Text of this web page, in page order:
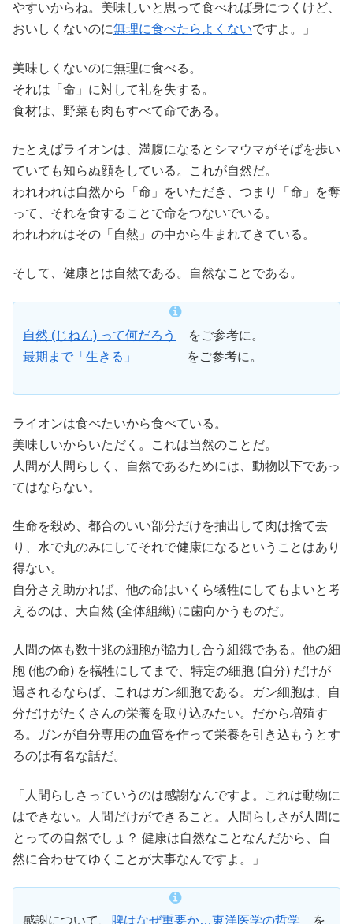
やすいからね。美味しいと思って食べれば身につくけど、
おいしくないのに無理に食べたらよくないですよ。」
美味しくないのに無理に食べる。
それは「命」に対して礼を失する。
食材は、野菜も肉もすべて命である。
たとえばライオンは、満腹になるとシマウマがそばを歩い
ていても知らぬ顔をしている。これが自然だ。
われわれは自然から「命」をいただき、つまり「命」を奪
って、それを食することで命をつないでいる。
われわれはその「自然」の中から生まれてきている。
そして、健康とは自然である。自然なことである。
自然 (じねん) って何だろう
をご参考に。
最期まで「生きる」
をご参考に。
ライオンは食べたいから食べている。
美味しいからいただく。これは当然のことだ。
人間が人間らしく、自然であるためには、動物以下であっ
てはならない。
生命を殺め、都合のいい部分だけを抽出して肉は捨て去
り、水で丸のみにしてそれで健康になるということはあり
得ない。
自分さえ助かれば、他の命はいくら犠牲にしてもよいと考
えるのは、大自然 (全体組織) に歯向かうものだ。
人間の体も数十兆の細胞が協力し合う組織である。他の細
胞 (他の命) を犠牲にしてまで、特定の細胞 (自分) だけが
遇されるならば、これはガン細胞である。ガン細胞は、自
分だけがたくさんの栄養を取り込みたい。だから増殖す
る。ガンが自分専用の血管を作って栄養を引き込もうとす
るのは有名な話だ。
「人間らしさっていうのは感謝なんですよ。これは動物に
はできない。人間だけができること。人間らしさが人間に
とっての自然でしょ？ 健康は自然なことなんだから、自
然に合わせてゆくことが大事なんですよ。」
感謝について、 脾はなぜ重要か…東洋医学の哲学 を